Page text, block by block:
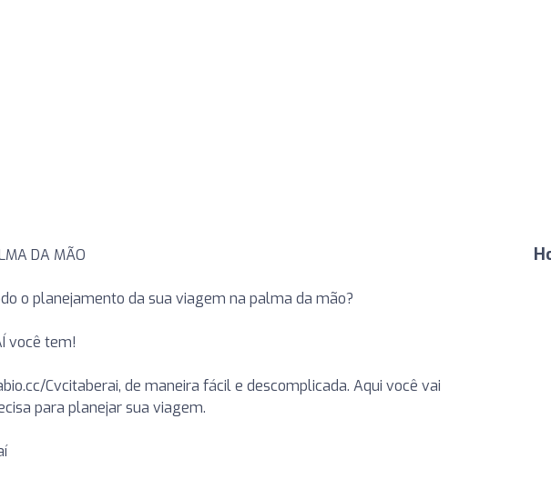
DA MÃO
o planejamento da sua viagem na palma da mão?
você tem!
Cvcitaberai, de maneira fácil e descomplicada. Aqui você vai
para planejar sua viagem.